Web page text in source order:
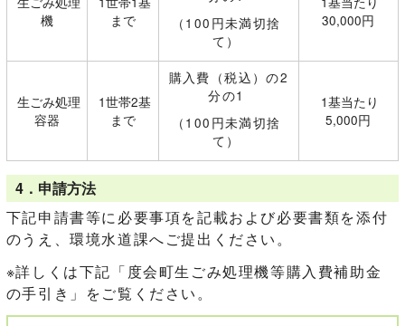
機
まで
（100円未満切捨
て）
30,000円
生ごみ処理
容器
1世帯2基
まで
購入費（税込）の2
分の1
（100円未満切捨
て）
1基当たり
5,000円
4．申請方法
下記申請書等に必要事項を記載および必要書類を添付
のうえ、環境水道課へご提出ください。
※詳しくは下記「度会町生ごみ処理機等購入費補助金
の手引き」をご覧ください。